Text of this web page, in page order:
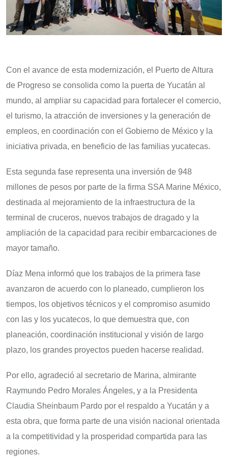
Con el avance de esta modernización, el Puerto de Altura
de Progreso se consolida como la puerta de Yucatán al
mundo, al ampliar su capacidad para fortalecer el comercio,
el turismo, la atracción de inversiones y la generación de
empleos, en coordinación con el Gobierno de México y la
iniciativa privada, en beneficio de las familias yucatecas.
Esta segunda fase representa una inversión de 948
millones de pesos por parte de la firma SSA Marine México,
destinada al mejoramiento de la infraestructura de la
terminal de cruceros, nuevos trabajos de dragado y la
ampliación de la capacidad para recibir embarcaciones de
mayor tamaño.
Díaz Mena informó que los trabajos de la primera fase
avanzaron de acuerdo con lo planeado, cumplieron los
tiempos, los objetivos técnicos y el compromiso asumido
con las y los yucatecos, lo que demuestra que, con
planeación, coordinación institucional y visión de largo
plazo, los grandes proyectos pueden hacerse realidad.
Por ello, agradeció al secretario de Marina, almirante
Raymundo Pedro Morales Ángeles, y a la Presidenta
Claudia Sheinbaum Pardo por el respaldo a Yucatán y a
esta obra, que forma parte de una visión nacional orientada
a la competitividad y la prosperidad compartida para las
regiones.